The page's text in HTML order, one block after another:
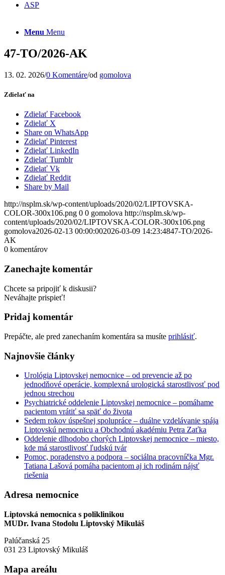
ASP
Menu Menu
47-TO/2026-AK
13. 02. 2026/0 Komentáre/od gomolova
Zdielať na
Zdielať Facebook
Zdielať X
Share on WhatsApp
Zdielať Pinterest
Zdielať LinkedIn
Zdielať Tumblr
Zdielať Vk
Zdielať Reddit
Share by Mail
http://nsplm.sk/wp-content/uploads/2020/02/LIPTOVSKA-
COLOR-300x106.png 0 0 gomolova http://nsplm.sk/wp-
content/uploads/2020/02/LIPTOVSKA-COLOR-300x106.png
gomolova2026-02-13 00:00:002026-03-09 14:23:4847-TO/2026-
AK
0 komentárov
Zanechajte komentár
Chcete sa pripojiť k diskusii?
Neváhajte prispieť!
Pridaj komentár
Prepáčte, ale pred zanechaním komentára sa musíte prihlásiť.
Najnovšie články
Urológia Liptovskej nemocnice – od prevencie až po
jednodňové operácie, komplexná urologická starostlivosť pod
jednou strechou
Psychiatrické oddelenie Liptovskej nemocnice – pomáhame
pacientom vrátiť sa späť do života
Sedem rokov úspešnej spolupráce – duálne vzdelávanie spája
Liptovskú nemocnicu a Obchodnú akadémiu Petra Zaťka
Oddelenie dlhodobo chorých Liptovskej nemocnice – miesto,
kde má starostlivosť ľudskú tvár
Pomoc, poradenstvo a podpora – sociálna pracovníčka Mgr.
Tatiana Lašová pomáha pacientom aj ich rodinám nájsť
riešenia
Adresa nemocnice
Liptovská nemocnica s poliklinikou
MUDr. Ivana Stodolu Liptovský Mikuláš
Palúčanská 25
031 23 Liptovský Mikuláš
Mapa areálu